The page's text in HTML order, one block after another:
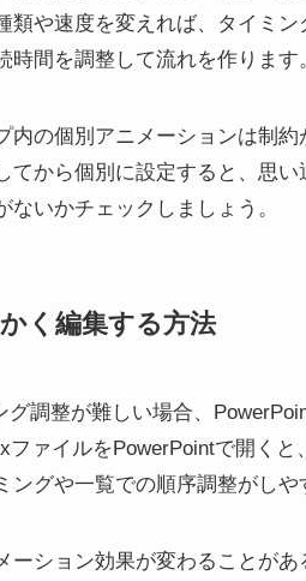
類や速度を変えれば、タイミ
間を調整して流れを作ります
内の個別アニメーションは制
てから個別に設定すると、思
いかチェックしましょう。
く編集する方法
調整が難しい場合、
ァイルをPowerPointで開く
グや一覧での順序調整がしや
ーション効果が変わることが